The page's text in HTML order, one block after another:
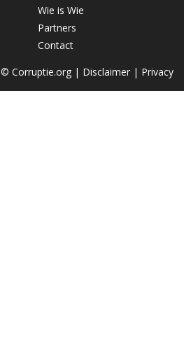
Wie is Wie
Partners
Contact
© Corruptie.org | Disclaimer | Privacy